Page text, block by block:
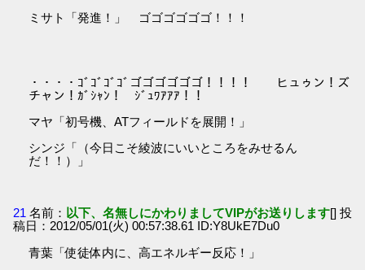
ミサト「発進！」 ゴゴゴゴゴゴ！！！
・・・・ｺﾞｺﾞｺﾞｺﾞゴゴゴゴゴゴ！！！！ ヒュゥン！ズ
チャン！ｶﾞｼｬﾝ！ ｼﾞｭﾜｱｱｱ！！
マヤ「初号機、ATフィールドを展開！」
シンジ「（今日こそ綾波にいいところをみせるん
だ！！）」
21 名前： 以下、名無しにかわりましてVIPがお送りします[] 投
稿日：2012/05/01(火) 00:57:38.61 ID:Y8UkE7Du0
青葉「使徒体内に、高エネルギー反応！」